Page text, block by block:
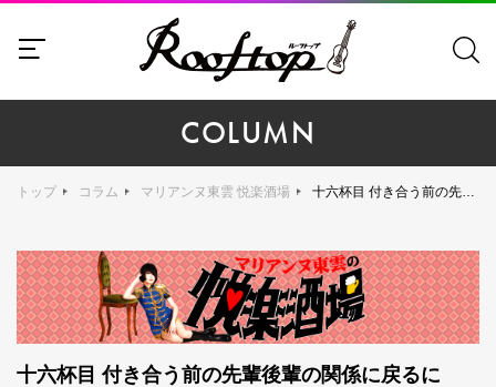
COLUMN
トップ コラム マリアンヌ東雲 悦楽酒場 十六杯目 付き合う前の先輩後輩の関係に戻るには？
十六杯目 付き合う前の先輩後輩の関係に戻るに